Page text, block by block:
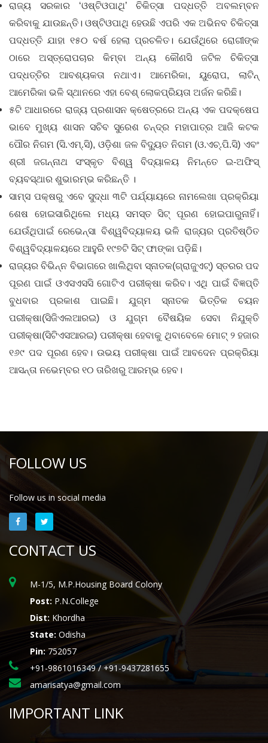
ରାଜ୍ୟ ସରକାର ‘ଓଷ୍ଟିଓପାଥି’ ଚିକିତ୍ସା ପଦ୍ଧତ୍ତି ଅବଲମ୍ବନ
କରିବାକୁ ଯାଉଛନ୍ତି। ଓଷ୍ଟିଓପାଥି ହେଉଛି ଏପରି ଏକ ଅଭିନବ ଚିକିତ୍ସା
ପଦ୍ଧତ୍ତି ଯାହା ୧୫୦ ବର୍ଷ ହେଲା ପ୍ରଚଳିତ। ଯେଉଁଥିରେ ରୋଗୀଙ୍କ
ଠାରେ ଅସ୍ତ୍ରୋପଚାର କିମ୍ବା ଅନ୍ୟ କୌଣସି ଜଟିଳ ଚିକିତ୍ସା
ପଦ୍ଧତ୍ତିର ଆବଶ୍ୟକତା ନଥାଏ। ଆମେରିକା, ୟୁରୋପ, ଲାଟିନ୍‌‌
ଆମେରିକା ଭଳି ସ୍ଥାନରେ ଏହା ବେଶ୍‌‌ ଲୋକପ୍ରିୟତା ଅର୍ଜନ କରିଛି।
୫ଟି ଆଧାରରେ ରାଜ୍ୟ ପ୍ରଶାସନ କ୍ଷେତ୍ରରେ ଅନ୍ୟ ଏକ ପଦକ୍ଷେପ
ଭାବେ ମୁଖ୍ୟ ଶାସନ ସଚିବ ସୁରେଶ ଚନ୍ଦ୍ର ମହାପାତ୍ର ଆଜି କଟକ
ପୌର ନିଗମ (ସି.ଏମ୍.ସି), ଓଡ଼ିଶା ଜଳ ବିଦ୍ୟୁତ ନିଗମ (ଓ.ଏଚ୍.ପି.ସି) ଏବଂ
ଶ୍ରୀ ଜଗନ୍ନାଥ ସଂସ୍କୃତ ବିଶ୍ୱ ବିଦ୍ୟାଳୟ ନିମନ୍ତେ ଇ-ଅଫିସ୍
ବ୍ୟବସ୍ଥାର ଶୁଭାରମ୍ଭ କରିଛନ୍ତି ।
ସାମ୍‌‌ସ ପକ୍ଷରୁ ଏବେ ସୁଦ୍ଧା ୩ଟି ପର୍ଯ୍ୟାୟରେ ନାମଲେଖା ପ୍ରକ୍ରିୟା
ଶେଷ ହୋଇସାରିଥିଲେ ମଧ୍ୟ ସମସ୍ତ ସିଟ୍‌‌ ପୂରଣ ହୋଇପାରୁନାହିଁ।
ଯେଉଁଥିପାଇଁ ରେଭେନ୍ସା ବିଶ୍ୱବିଦ୍ୟାଳୟ ଭଳି ରାଜ୍ୟର ପ୍ରତିଷ୍ଠିତ
ବିଶ୍ୱବିଦ୍ୟାଳୟରେ ଆହୁରି ୧୯୭ଟି ସିଟ୍‌‌ ଫାଙ୍କା ପଡ଼ିଛି।
ରାଜ୍ୟର ବିଭିନ୍ନ ବିଭାଗରେ ଖାଲିଥିବା ସ୍ନାତକ(ଗ୍ରାଜୁଏଟ୍‌‌) ସ୍ତରର ପଦ
ପୂରଣ ପାଇଁ ଓଏସଏସସି ଗୋଟିଏ ପରୀକ୍ଷା କରିବ। ଏଥି ପାଇଁ ବିଜ୍ଞପ୍ତି
ବୁଧବାର ପ୍ରକାଶ ପାଇଛି। ଯୁଗ୍ମ ସ୍ନାତକ ଭିତ୍ତିକ ଚୟନ
ପରୀକ୍ଷା(ସିଜିଏଲଆରଇ) ଓ ଯୁଗ୍ମ ବୈଷୟିକ ସେବା ନିଯୁକ୍ତି
ପରୀକ୍ଷା(ସିଟିଏସଆରଇ) ପରୀକ୍ଷା ହେବାକୁ ଥିବାବେଳେ ମୋଟ୍‌‌ ୨ ହଜାର
୧୬୯ ପଦ ପୂରଣ ହେବ। ଉଭୟ ପରୀକ୍ଷା ପାଇଁ ଆବଦେନ ପ୍ରକ୍ରିୟା
ଆସନ୍ତା ନଭେମ୍ବର ୧୦ ତାରିଖରୁ ଆରମ୍ଭ ହେବ।
FOLLOW US
Follow us in social media
CONTACT US
M-1/5, M.P.Housing Board Colony
Post: P.N.College
Dist: Khordha
State: Odisha
Pin:752057
+91-9861016349 / +91-9437281655
amarisatya@gmail.com
IMPORTANT LINK